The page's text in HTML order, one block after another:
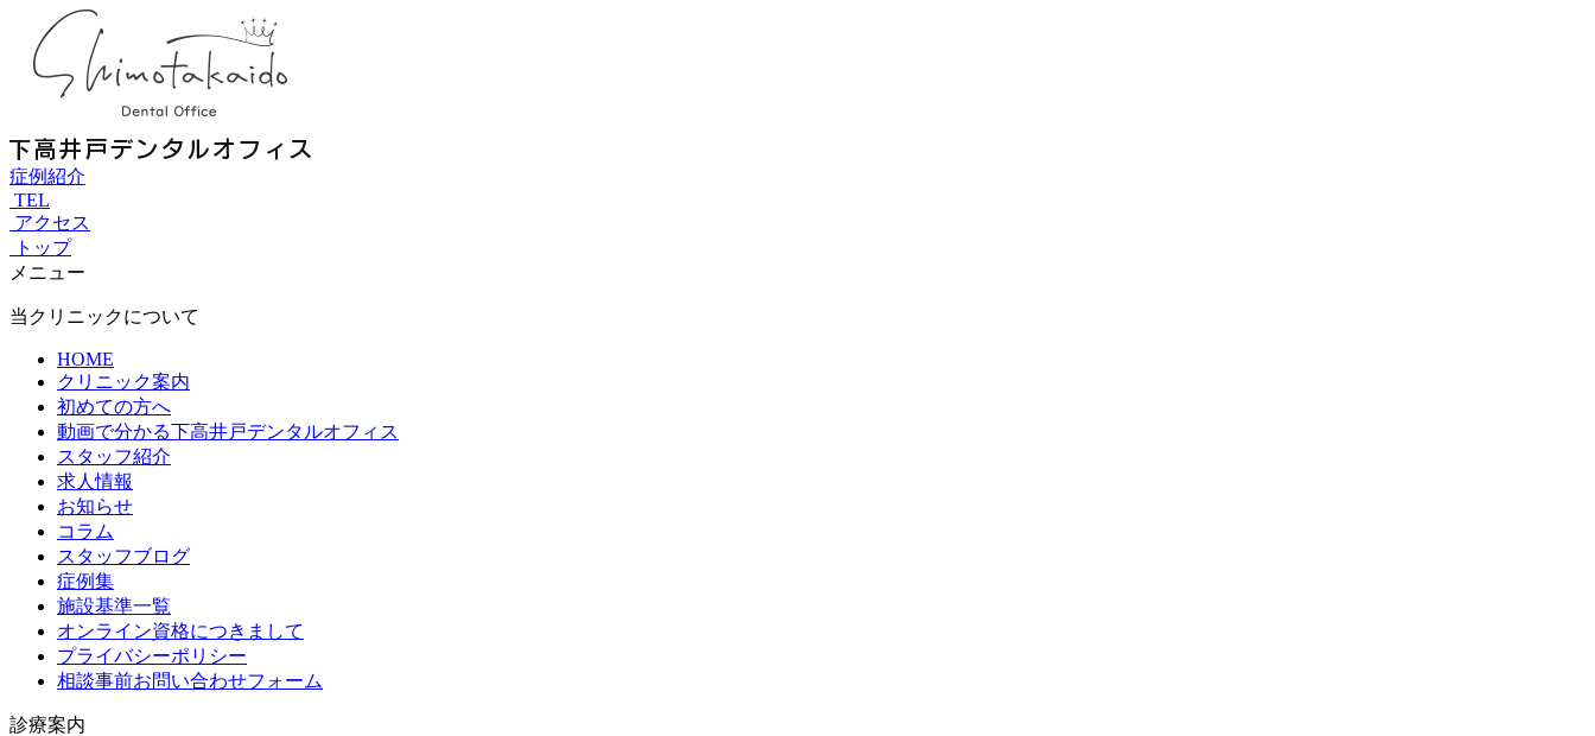
症例紹介
TEL
アクセス
トップ
メニュー
当クリニックについて
HOME
クリニック案内
初めての方へ
動画で分かる下高井戸デンタルオフィス
スタッフ紹介
求人情報
お知らせ
コラム
スタッフブログ
症例集
施設基準一覧
オンライン資格につきまして
プライバシーポリシー
相談事前お問い合わせフォーム
診療案内